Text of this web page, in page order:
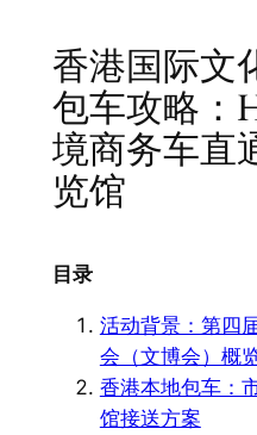
香港国际文
包车攻略：
境商务车直
览馆
目录
活动背景：第四
会（文博会）概
香港本地包车：
馆接送方案